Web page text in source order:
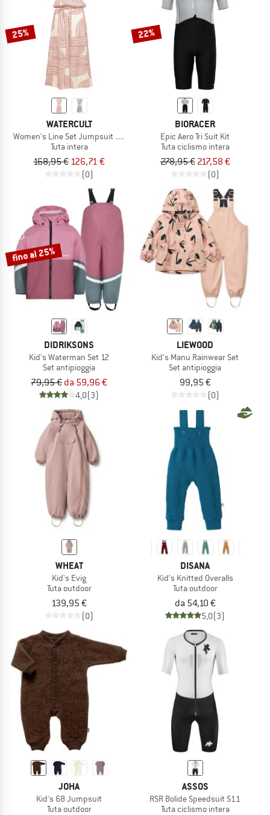
25%
WATERCULT
Women's Line Set Jumpsuit No. W930
Tuta intera
168,95 € 126,71 €
(0)
22%
BIORACER
Epic Aero Tri Suit Kit
Tuta ciclismo intera
278,95 € 217,58 €
(0)
fino al 25%
DIDRIKSONS
Kid's Waterman Set 12
Set antipioggia
79,95 € da 59,96 €
4,0(3)
LIEWOOD
Kid's Manu Rainwear Set
Set antipioggia
99,95 €
(0)
WHEAT
Kid's Evig
Tuta outdoor
139,95 €
(0)
DISANA
Kid’s Knitted Overalls
Tuta outdoor
da 54,10 €
5,0(3)
JOHA
Kid's 68 Jumpsuit
Tuta outdoor
ASSOS
RSR Bolide Speedsuit S11
Tuta ciclismo intera